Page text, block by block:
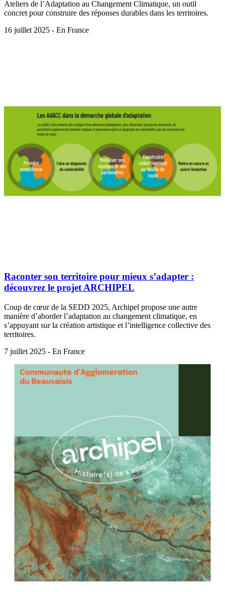
Ateliers de l’Adaptation au Changement Climatique, un outil
concret pour construire des réponses durables dans les territoires.
16 juillet 2025 - En France
Raconter son territoire pour mieux s’adapter :
découvrez le projet ARCHIPEL
Coup de cœur de la SEDD 2025, Archipel propose une autre
manière d’aborder l’adaptation au changement climatique, en
s’appuyant sur la création artistique et l’intelligence collective des
territoires.
7 juillet 2025 - En France